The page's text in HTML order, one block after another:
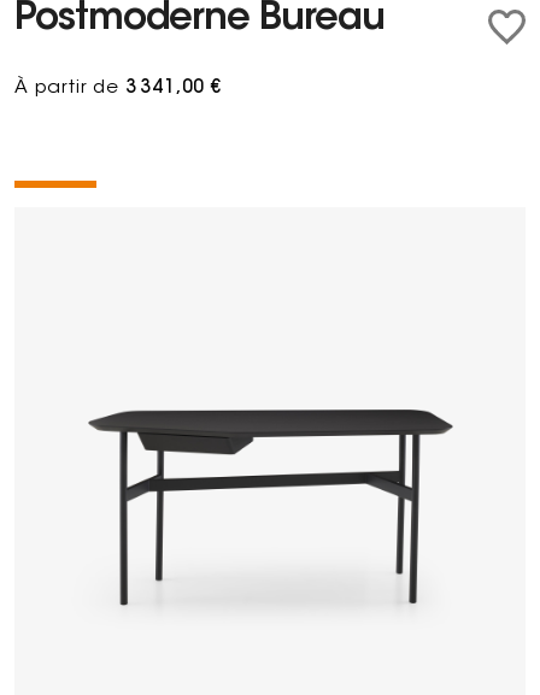
Postmoderne Bureau
À partir de 3 341,00 €